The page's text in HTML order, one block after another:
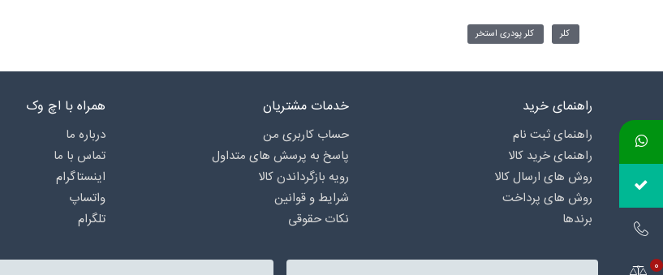
کلر کلر پودری استخر
راهنمای خرید
راهنمای ثبت نام
راهنمای خرید کالا
روش های ارسال کالا
روش های پرداخت
برندها
خدمات مشتریان
حساب کاربری من
پاسخ به پرسش های متداول
رویه بازگرداندن کالا
شرایط و قوانین
نکات حقوقی
همراه با اچ وک
درباره‌ ما
تماس با ما
اینستاگرام
واتساپ
تلگرام
0